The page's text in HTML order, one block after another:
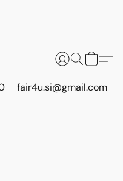
fair4u.si@gmail.com